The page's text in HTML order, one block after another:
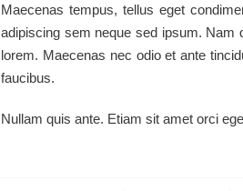
Maecenas tempus, tellus eget
adipiscing sem neque sed ipsum. Nam
lorem. Maecenas nec odio et ante
faucibus.
Nullam quis ante. Etiam sit amet orci